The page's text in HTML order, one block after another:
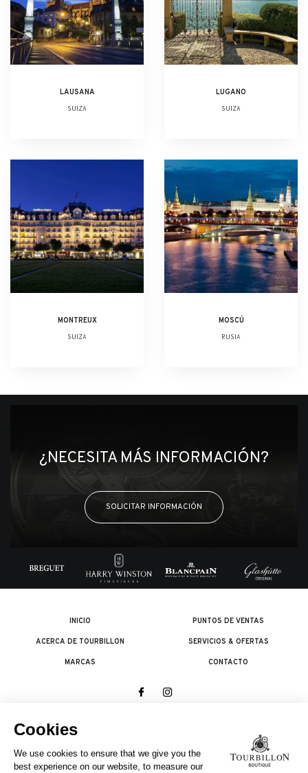
LAUSANA
SUIZA
LUGANO
SUIZA
MONTREUX
SUIZA
MOSCÚ
RUSIA
¿NECESITA MÁS INFORMACIÓN?
SOLICITAR INFORMACIÓN
INICIO
ACERCA DE TOURBILLON
MARCAS
PUNTOS DE VENTAS
SERVICIOS & OFERTAS
CONTACTO